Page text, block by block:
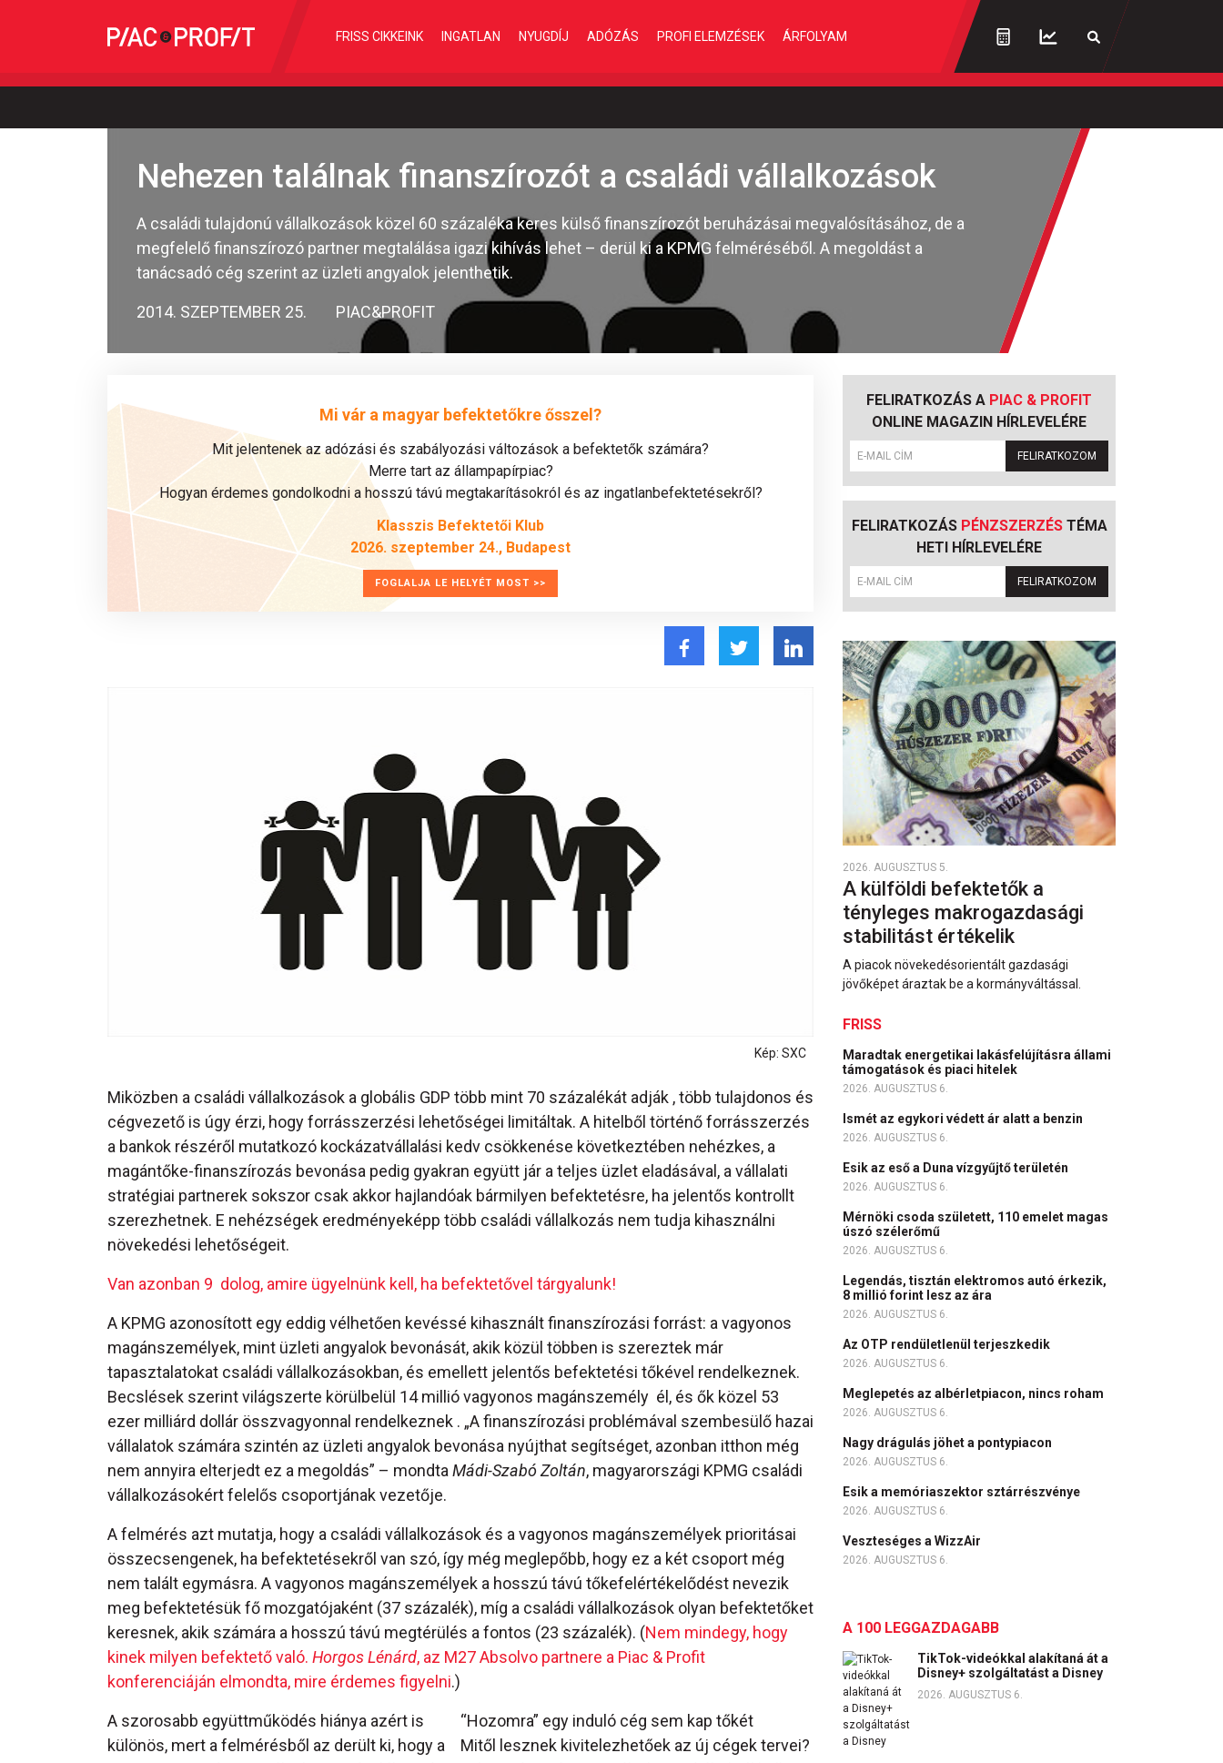
FRISS CIKKEINK INGATLAN NYUGDÍJ ADÓZÁS PROFI ELEMZÉSEK ÁRFOLYAM
Nehezen találnak finanszírozót a családi vállalkozások
A családi tulajdonú vállalkozások közel 60 százaléka keres külső finanszírozót beruházásai megvalósításához, de a
megfelelő finanszírozó partner megtalálása igazi kihívás lehet – derül ki a KPMG felméréséből. A megoldást a
tanácsadó cég szerint az üzleti angyalok jelenthetik.
2014. SZEPTEMBER 25. PIAC&PROFIT
Mi vár a magyar befektetőkre ősszel?
Mit jelentenek az adózási és szabályozási változások a befektetők számára?
Merre tart az állampapírpiac?
Hogyan érdemes gondolkodni a hosszú távú megtakarításokról és az ingatlanbefektetésekről?
Klasszis Befektetői Klub
2026. szeptember 24., Budapest
FOGLALJA LE HELYÉT MOST >>
Kép: SXC
Miközben a családi vállalkozások a globális GDP több mint 70 százalékát adják , több tulajdonos és
cégvezető is úgy érzi, hogy forrásszerzési lehetőségei limitáltak. A hitelből történő forrásszerzés
a bankok részéről mutatkozó kockázatvállalási kedv csökkenése következtében nehézkes, a
magántőke-finanszírozás bevonása pedig gyakran együtt jár a teljes üzlet eladásával, a vállalati
stratégiai partnerek sokszor csak akkor hajlandóak bármilyen befektetésre, ha jelentős kontrollt
szerezhetnek. E nehézségek eredményeképp több családi vállalkozás nem tudja kihasználni
növekedési lehetőségeit.
Van azonban 9 dolog, amire ügyelnünk kell, ha befektetővel tárgyalunk!
A KPMG azonosított egy eddig vélhetően kevéssé kihasznált finanszírozási forrást: a vagyonos
magánszemélyek, mint üzleti angyalok bevonását, akik közül többen is szereztek már
tapasztalatokat családi vállalkozásokban, és emellett jelentős befektetési tőkével rendelkeznek.
Becslések szerint világszerte körülbelül 14 millió vagyonos magánszemély él, és ők közel 53
ezer milliárd dollár összvagyonnal rendelkeznek . „A finanszírozási problémával szembesülő hazai
vállalatok számára szintén az üzleti angyalok bevonása nyújthat segítséget, azonban itthon még
nem annyira elterjedt ez a megoldás” – mondtaMádi-Szabó Zoltán, magyarországi KPMG családi
vállalkozásokért felelős csoportjának vezetője.
A felmérés azt mutatja, hogy a családi vállalkozások és a vagyonos magánszemélyek prioritásai
összecsengenek, ha befektetésekről van szó, így még meglepőbb, hogy ez a két csoport még
nem talált egymásra. A vagyonos magánszemélyek a hosszú távú tőkefelértékelődést nevezik
meg befektetésük fő mozgatójaként (37 százalék), míg a családi vállalkozások olyan befektetőket
keresnek, akik számára a hosszú távú megtérülés a fontos (23 százalék). (Nem mindegy, hogy
kinek milyen befektető való. Horgos Lénárd, az M27 Absolvo partnere a Piac & Profit
konferenciáján elmondta, mire érdemes figyelni.)
“Hozomra” egy induló cég sem kap tőkét
Mitől lesznek kivitelezhetőek az új cégek tervei?
A szorosabb együttműködés hiánya azért is
különös, mert a felmérésből az derült ki, hogy a
FELIRATKOZÁS A PIAC & PROFIT
ONLINE MAGAZIN HÍRLEVELÉRE
FELIRATKOZOM
FELIRATKOZÁS PÉNZSZERZÉSTÉMA
HETI HÍRLEVELÉRE
FELIRATKOZOM
2026. AUGUSZTUS 5.
A külföldi befektetők a
tényleges makrogazdasági
stabilitást értékelik
A piacok növekedésorientált gazdasági
jövőképet áraztak be a kormányváltással.
FRISS
Maradtak energetikai lakásfelújításra állami
támogatások és piaci hitelek
2026. AUGUSZTUS 6.
Ismét az egykori védett ár alatt a benzin
2026. AUGUSZTUS 6.
Esik az eső a Duna vízgyűjtő területén
2026. AUGUSZTUS 6.
Mérnöki csoda született, 110 emelet magas
úszó szélerőmű
2026. AUGUSZTUS 6.
Legendás, tisztán elektromos autó érkezik,
8 millió forint lesz az ára
2026. AUGUSZTUS 6.
Az OTP rendületlenül terjeszkedik
2026. AUGUSZTUS 6.
Meglepetés az albérletpiacon, nincs roham
2026. AUGUSZTUS 6.
Nagy drágulás jöhet a pontypiacon
2026. AUGUSZTUS 6.
Esik a memóriaszektor sztárrészvénye
2026. AUGUSZTUS 6.
Veszteséges a WizzAir
2026. AUGUSZTUS 6.
A 100 LEGGAZDAGABB
TikTok-videókkal alakítaná át a
Disney+ szolgáltatást a Disney
2026. AUGUSZTUS 6.